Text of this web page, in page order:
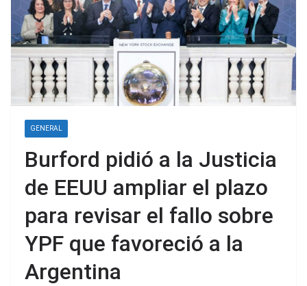
GENERAL
Burford pidió a la Justicia
de EEUU ampliar el plazo
para revisar el fallo sobre
YPF que favoreció a la
Argentina